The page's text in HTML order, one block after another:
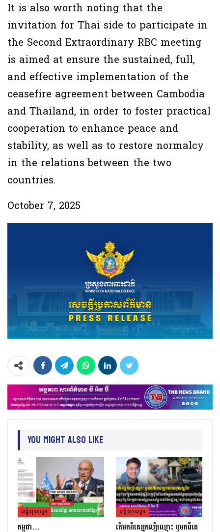
It is also worth noting that the
invitation for Thai side to participate in
the Second Extraordinary RBC meeting
is aimed at ensure the sustained, full,
and effective implementation of the
ceasefire agreement between Cambodia
and Thailand, in order to foster practical
cooperation to enhance peace and
stability, as well as to restore normalcy
in the relations between the two
countries.
October 7, 2025
You Might Also Like
សន្តិសុខសង្គម
កម្ពុជា…
សន្តិសុខសង្គម
តេីមកពីគេអ្នកល្បីឈ្មោះ​ ឫមកពីគេ